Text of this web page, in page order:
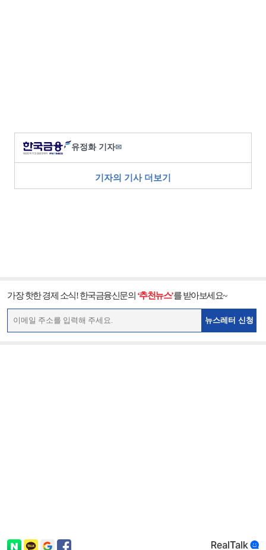
유정화 기자✉
기자의 기사 더보기
가장 핫한 경제 소식! 한국금융신문의 ‘추천뉴스’를 받아보세요~
뉴스레터 신청